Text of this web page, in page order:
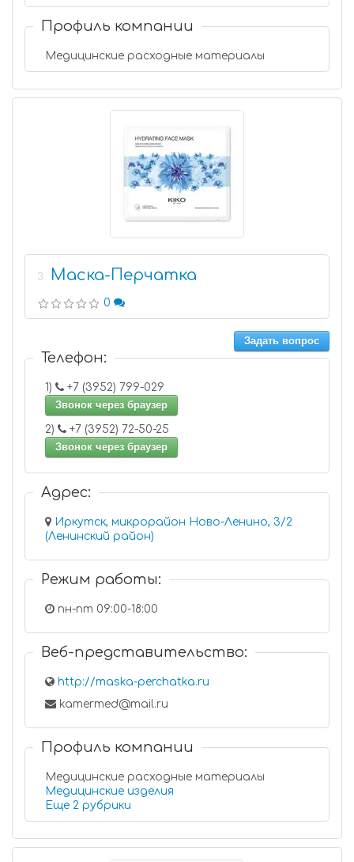
Профиль компании
Медицинские расходные материалы
3 Маска-Перчатка
0
Задать вопрос
Телефон:
1)
+7 (3952) 799-029
Звонок через браузер
2)
+7 (3952) 72-50-25
Звонок через браузер
Адрес:
Иркутск, микрорайон Ново-Ленино, 3/2
(Ленинский район)
Режим работы:
пн-пт 09:00-18:00
Веб-представительство:
http://maska-perchatka.ru
kamermed@mail.ru
Профиль компании
Медицинские расходные материалы
Медицинские изделия
Еще 2 рубрики